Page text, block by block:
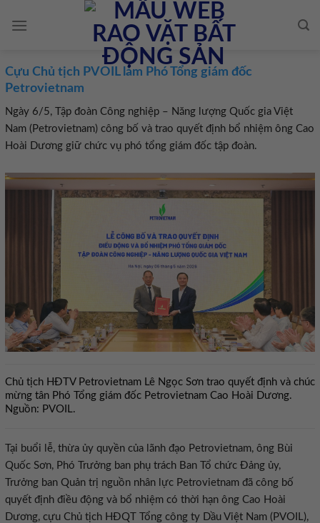
Cựu Chủ tịch PVOIL làm Phó Tổng giám đốc
Petrovietnam
Ngày 6/5, Tập đoàn Công nghiệp – Năng lượng Quốc gia Việt
Nam (Petrovietnam) công bố và trao quyết định bổ nhiệm ông Cao
Hoài Dương giữ chức vụ phó tổng giám đốc tập đoàn.
Chủ tịch HĐTV Petrovietnam Lê Ngọc Sơn trao quyết định và chúc
mừng tân Phó Tổng giám đốc Petrovietnam Cao Hoài Dương.
Nguồn: PVOIL.
Tại buổi lễ, thừa ủy quyền của lãnh đạo Petrovietnam, ông Bùi
Quốc Sơn, Phó Trưởng ban phụ trách Ban Tổ chức Đảng ủy,
Trưởng ban Quản trị nguồn nhân lực Petrovietnam đã công bố
quyết định điều động và bổ nhiệm có thời hạn ông Cao Hoài
Dương, cựu Chủ tịch HĐQT Tổng công ty Dầu Việt Nam (PVOIL),